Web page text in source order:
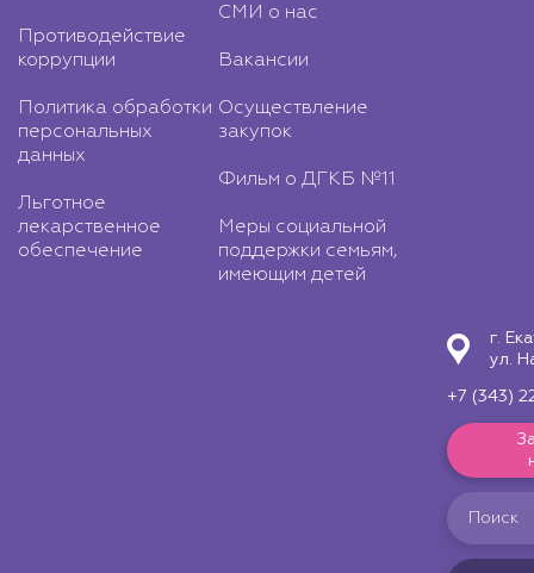
Противодействие
коррупции
Политика обработки
персональных
данных
Льготное
лекарственное
обеспечение
СМИ о нас
Вакансии
Осуществление
закупок
Фильм о ДГКБ №11
Меры социальной
поддержки семьям,
имеющим детей
г.
ул.
+7 (343)